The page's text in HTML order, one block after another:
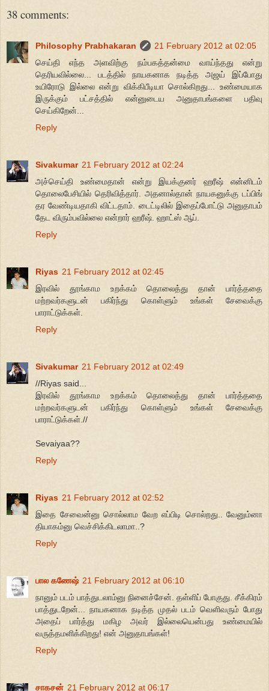
38 comments:
Philosophy Prabhakaran
21 February 2012 at 02:05
செய்தி எந்த அளவிற்கு நம்பகத்தன்மை வாய்ந்தது என்று
தெரியவில்லை... படத்தில் நாயகனாக நடித்த அஜய் இப்போது
உயிரோடு இல்லை என்று விக்கிபீடியா சொல்கிறது... உண்மையாக
இருக்கும் பட்சத்தில் என்னுடைய அனுதாபங்களை பதிவு
செய்கிறேன்...
Reply
Sivakumar 21 February 2012 at 02:24
அச்செய்தி உண்மைதான் என்று இயக்குனர் ஹரீஷ் என்னிடம்
தொலைபேசியில் தெரிவித்தார். அதனால்தான் நாயகனுக்கு டப்பிங்
தர வேண்டியதாகி விட்டதாம். டைட்டிலில் இதைப்போட்டு அனுதாபம்
தேட விரும்பவில்லை என்றார் ஹரீஷ். ஹாட்ஸ் ஆப்.
Reply
Riyas 21 February 2012 at 02:45
இரவில் தூங்காம உறக்கம் தொலைத்து தான் பார்த்ததை
மற்றவர்களுடன் பகிர்ந்து கொள்ளும் உங்கள் சேவைக்கு
பாராட்டுக்கள்.
Reply
Sivakumar 21 February 2012 at 02:49
//Riyas said...
இரவில் தூங்காம உறக்கம் தொலைத்து தான் பார்த்ததை
மற்றவர்களுடன் பகிர்ந்து கொள்ளும் உங்கள் சேவைக்கு
பாராட்டுக்கள்.//
Sevaiyaa??
Reply
Riyas 21 February 2012 at 02:52
இதை சேவைன்னு சொல்லாம வேற எப்பிடி சொல்றது.. வேனும்னா
தியாகம்னு வெச்சிக்கிடலாமா..?
Reply
பால கணேஷ் 21 February 2012 at 06:10
நானும் படம் பாத்துடலாம்னு நினைச்சேன். தள்ளிப் போகுது. சீக்கிரம்
பாத்துடறேன்... நாயகனாக நடித்த முதல் படம் வெளிவரும் போது
அதைப் பார்த்து மகிழ அவர் இல்லையென்பது உண்மையில்
வருத்தமளிக்கிறது! என் அனுதாபங்கள்!
Reply
சாகசன் 21 February 2012 at 06:17